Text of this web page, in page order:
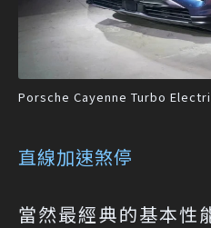
Porsche Cayenne Turbo
直線加速煞停
當然最經典的基本性